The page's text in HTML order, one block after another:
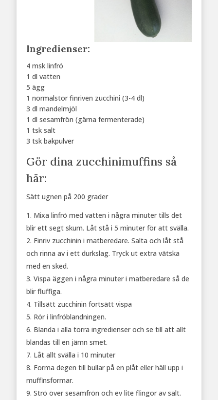
Ingredienser:
4 msk linfrö
1 dl vatten
5 ägg
1 normalstor finriven zucchini (3-4 dl)
3 dl mandelmjöl
1 dl sesamfrön (gärna fermenterade)
1 tsk salt
3 tsk bakpulver
Gör dina zucchinimuffins så
här:
Sätt ugnen på 200 grader
Mixa linfrö med vatten i några minuter tills det
blir ett segt skum. Låt stå i 5 minuter för att svälla.
Finriv zucchinin i matberedare. Salta och låt stå
och rinna av i ett durkslag. Tryck ut extra vätska
med en sked.
Vispa äggen i några minuter i matberedare så de
blir fluffiga.
Tillsätt zucchinin fortsätt vispa
Rör i linfröblandningen.
Blanda i alla torra ingredienser och se till att allt
blandas till en jämn smet.
Låt allt svälla i 10 minuter
Forma degen till bullar på en plåt eller häll upp i
muffinsformar.
Strö över sesamfrön och ev lite flingor av salt.